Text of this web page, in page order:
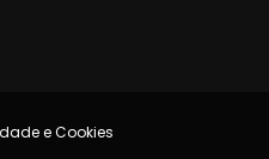
e Cookies